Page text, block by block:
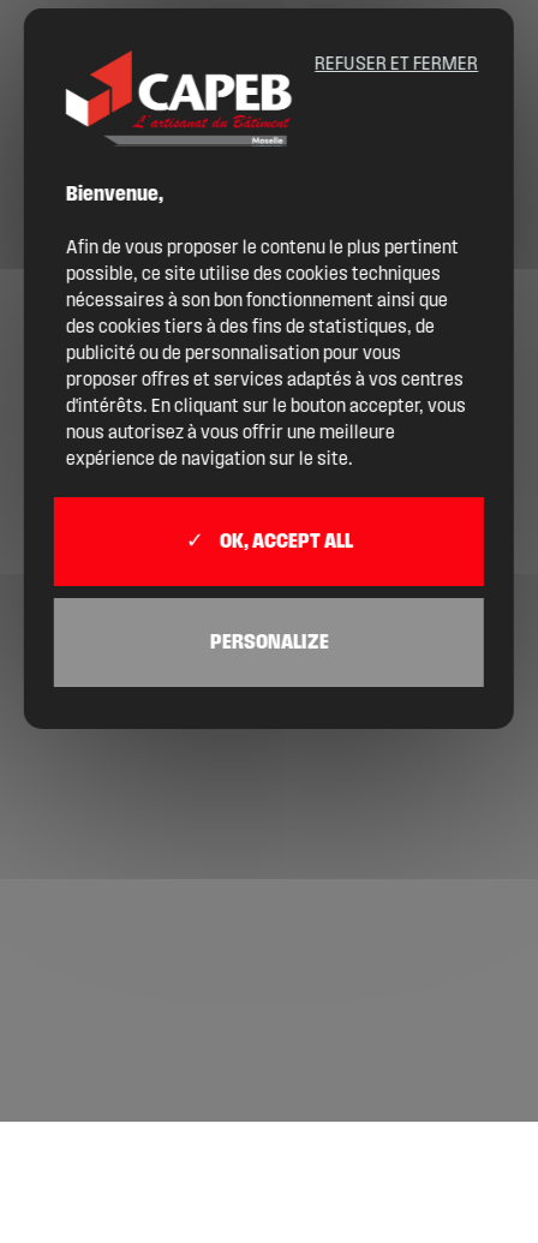
Bienvenue,
Afin de vous proposer le contenu le plus pertinent
possible, ce site utilise des cookies techniques
nécessaires à son bon fonctionnement ainsi que
des cookies tiers à des fins de statistiques, de
publicité ou de personnalisation pour vous
proposer offres et services adaptés à vos centres
d'intérêts. En cliquant sur le bouton accepter, vous
nous autorisez à vous offrir une meilleure
expérience de navigation sur le site.
OK, ACCEPT ALL
REFUSER ET FERMER
PERSONALIZE